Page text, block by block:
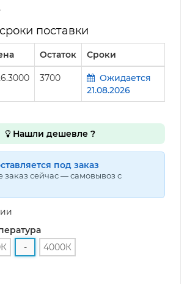
поставки
Остаток Сроки
3700
Ожидается
21.08.2026
Нашли дешевле ?
под заказ
сейчас — самовывоз с
- 4000К